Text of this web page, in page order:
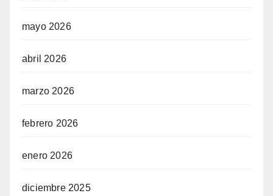
mayo 2026
abril 2026
marzo 2026
febrero 2026
enero 2026
diciembre 2025